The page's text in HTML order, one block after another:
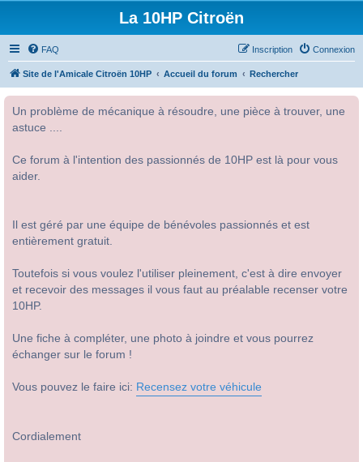
La 10HP Citroën
FAQ Connexion
Inscription
Site de l'Amicale Citroën 10HP Accueil du forum Rechercher
Un problème de mécanique à résoudre, une pièce à trouver, une
astuce ....
Ce forum à l'intention des passionnés de 10HP est là pour vous
aider.
Il est géré par une équipe de bénévoles passionnés et est
entièrement gratuit.
Toutefois si vous voulez l'utiliser pleinement, c'est à dire envoyer
et recevoir des messages il vous faut au préalable recenser votre
10HP.
Une fiche à compléter, une photo à joindre et vous pourrez
échanger sur le forum !
Vous pouvez le faire ici: Recensez votre véhicule
Cordialement